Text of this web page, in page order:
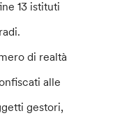
13 istituti
di realtà
alle
gestori,